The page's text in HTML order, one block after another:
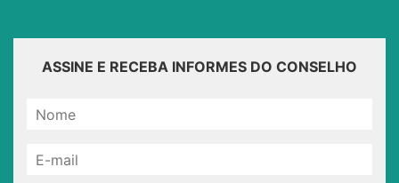
ASSINE E RECEBA INFORMES DO CONSELHO